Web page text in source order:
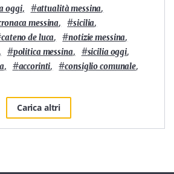
oggi, #attualità messina,
messina, #sicilia,
cateno de luca, #notizie messina,
#politica messina, #sicilia oggi,
, #accorinti, #consiglio comunale,
Carica altri